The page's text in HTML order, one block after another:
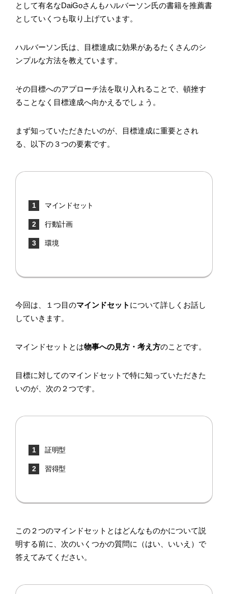
として有名なDaiGoさんもハルバーソン氏の書籍を推薦書
としていくつも取り上げています。
ハルバーソン氏は、目標達成に効果があるたくさんのシ
ンプルな方法を教えています。
その目標へのアプローチ法を取り入れることで、頓挫す
ることなく目標達成へ向かえるでしょう。
まず知っていただきたいのが、目標達成に重要とされ
る、以下の３つの要素です。
マインドセット
行動計画
環境
今回は、１つ目のマインドセット について詳しくお話し
していきます。
マインドセットとは物事への見方・考え方のことです。
目標に対してのマインドセットで特に知っていただきた
いのが、次の２つです。
証明型
習得型
この２つのマインドセットとはどんなものかについて説
明する前に、次のいくつかの質問に（はい、いいえ）で
答えてみてください。